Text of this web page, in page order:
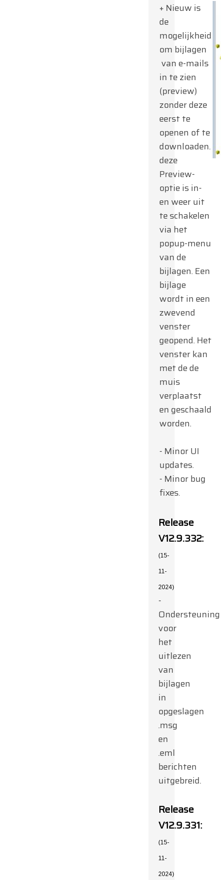
+ Nieuw is
de
mogelijkheid
om bijlagen
van e-mails
in te zien
(preview)
zonder deze
eerst te
openen of te
downloaden.
deze
Preview-
optie is in-
en weer uit
te schakelen
via het
popup-menu
van de
bijlagen. Een
bijlage
wordt in een
zwevend
venster
geopend. Het
venster kan
met de de
muis
verplaatst
en geschaald
worden.
- Minor UI
updates.
- Minor bug
fixes.
Release
V12.9.332:
(15-
11-
2024)
-
Ondersteuning
voor
het
uitlezen
van
bijlagen
in
opgeslagen
.msg
en
.eml
berichten
uitgebreid.
Release
V12.9.331:
(15-
11-
2024)